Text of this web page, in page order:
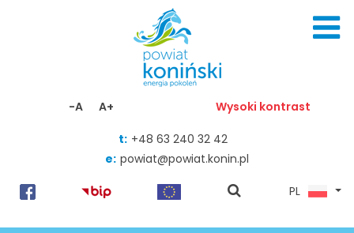
-A A+ Wysoki kontrast
t: +48 63 240 32 42
e: powiat@powiat.konin.pl
pokaż
PL